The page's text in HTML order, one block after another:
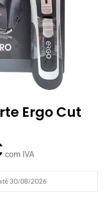
Ergo Cut
com IVA
30/08/2026